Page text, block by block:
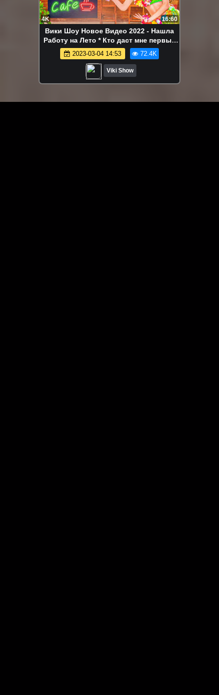
4K 16:60
Вики Шоу Новое Видео 2022 - Нашла
Работу на Лето * Кто даст мне первые
Чаевые / Вики Шоу
2023-03-04 14:53 72.4K
Viki Show